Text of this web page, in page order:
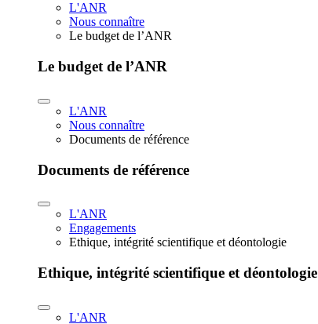
L'ANR
Nous connaître
Le budget de l’ANR
Le budget de l’ANR
L'ANR
Nous connaître
Documents de référence
Documents de référence
L'ANR
Engagements
Ethique, intégrité scientifique et déontologie
Ethique, intégrité scientifique et déontologie
L'ANR